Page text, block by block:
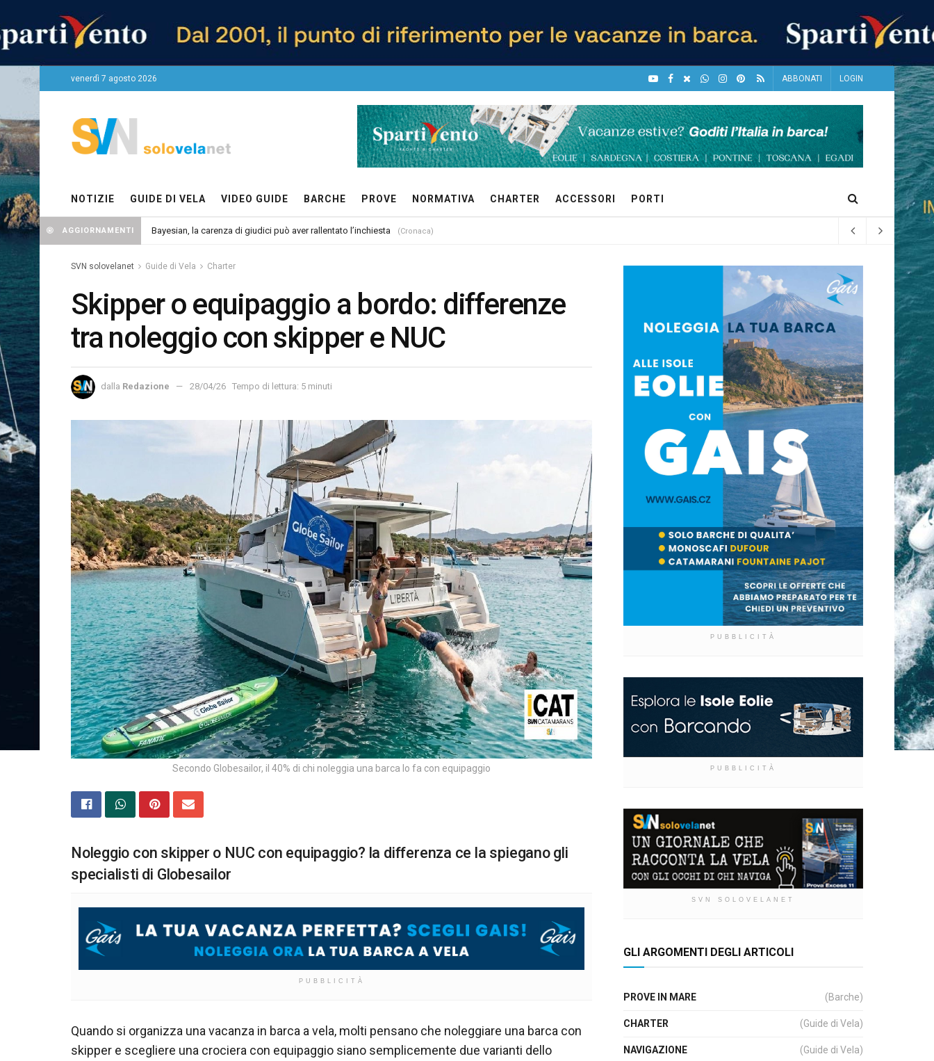
venerdì 7 agosto 2026 ABBONATI LOGIN
NOTIZIE GUIDE DI VELA VIDEO GUIDE BARCHE PROVE NORMATIVA CHARTER ACCESSORI PORTI
AGGIORNAMENTI Bayesian, la carenza di giudici può aver rallentato l’inchiesta (Cronaca)
SVN solovelanet Guide di Vela Charter
Skipper o equipaggio a bordo: differenze
tra noleggio con skipper e NUC
dalla Redazione 28/04/26 Tempo di lettura: 5 minuti
Secondo Globesailor, il 40% di chi noleggia una barca lo fa con equipaggio
Noleggio con skipper o NUC con equipaggio? la differenza ce la spiegano gli
specialisti di Globesailor
PUBBLICITÀ
Quando si organizza una vacanza in barca a vela, molti pensano che noleggiare una barca con
skipper e scegliere una crociera con equipaggio siano semplicemente due varianti dello
PUBBLICITÀ
PUBBLICITÀ
SVN SOLOVELANET
GLI ARGOMENTI DEGLI ARTICOLI
PROVE IN MARE (Barche)
CHARTER (Guide di Vela)
NAVIGAZIONE (Guide di Vela)